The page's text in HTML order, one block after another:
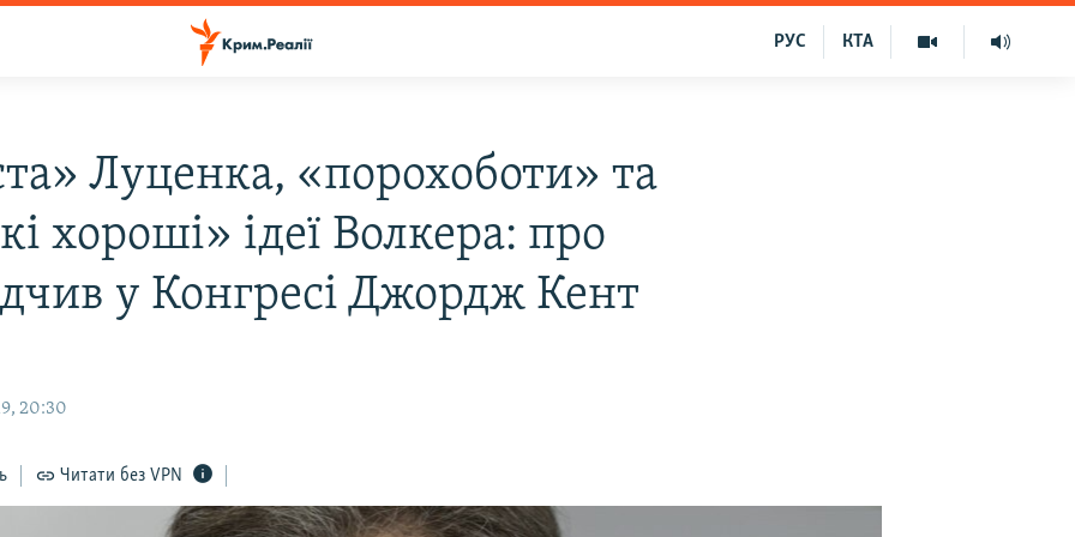
КТА
РУС
Луценка, «порохоботи» та
хороші» ідеї Волкера: про
у Конгресі Джордж Кент
20:30
Читати без VPN